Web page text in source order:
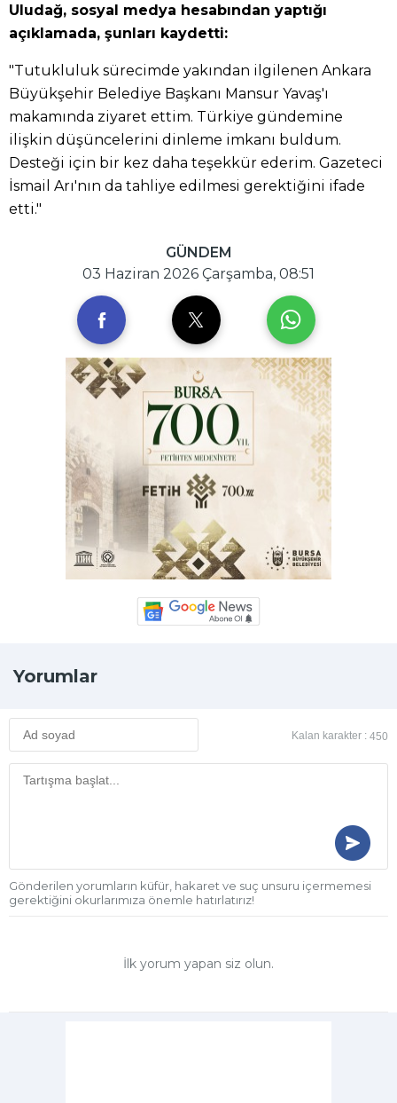
Uludağ, sosyal medya hesabından yaptığı
açıklamada, şunları kaydetti:
"Tutukluluk sürecimde yakından ilgilenen Ankara
Büyükşehir Belediye Başkanı Mansur Yavaş'ı
makamında ziyaret ettim. Türkiye gündemine
ilişkin düşüncelerini dinleme imkanı buldum.
Desteği için bir kez daha teşekkür ederim. Gazeteci
İsmail Arı'nın da tahliye edilmesi gerektiğini ifade
etti."
GÜNDEM
03 Haziran 2026 Çarşamba, 08:51
Yorumlar
Kalan karakter : 450
Gönderilen yorumların küfür, hakaret ve suç unsuru içermemesi
gerektiğini okurlarımıza önemle hatırlatırız!
İlk yorum yapan siz olun.